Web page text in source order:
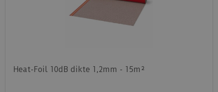
Heat-Foil 10dB dikte 1,2mm - 15m²